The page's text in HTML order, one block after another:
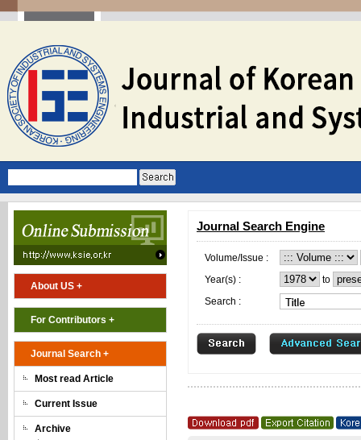
About US +
For Contributors +
Journal Search +
Most read Article
Current Issue
Archive
Journal Search Engine
Volume/Issue :
Year(s) :
to
Search :